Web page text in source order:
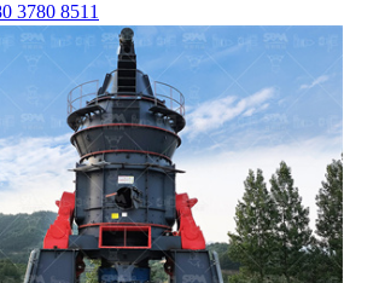
3780 8511